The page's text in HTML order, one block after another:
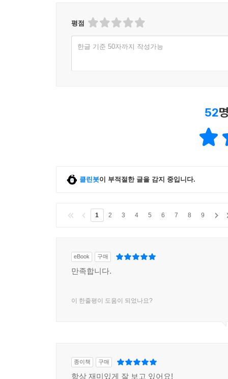
평점
한글 기준 50자까지 작성가능
52
클린봇이 부적절한 글을 감지 중입니다.
1 2 3 4 5 6 7 8 9
eBook 구매
만족합니다.
이 한줄평이 도움이 되었나요?
종이책 구매
항상 재미있게 잘 보고 있어요!